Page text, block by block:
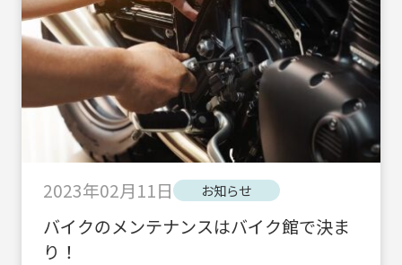
2023年02月11日 お知らせ
バイクのメンテナンスはバイク館で決ま
り！